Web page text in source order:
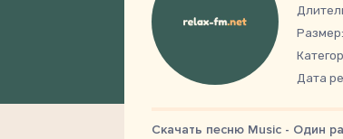
Размер:
Дата
Скачать песню Music - Один